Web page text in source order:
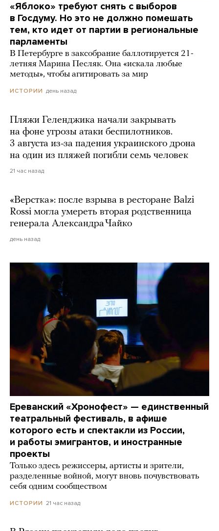
«Яблоко» требуют снять с выборов
в Госдуму. Но это не должно помешать
тем, кто идет от партии в региональные
парламенты
В Петербурге в заксобрание баллотируется 21-
летняя Марина Песляк. Она «искала любые
методы», чтобы агитировать за мир
ИСТОРИИ день назад
Пляжи Геленджика начали закрывать
на фоне угрозы атаки беспилотников.
3 августа из-за падения украинского дрона
на один из пляжей погибли семь человек
21 час назад
«Верстка»: после взрыва в ресторане Balzi
Rossi могла умереть вторая родственница
генерала Александра Чайко
день назад
Ереванский «Хронофест» — единственный
театральный фестиваль, в афише
которого есть и спектакли из России,
и работы эмигрантов, и иностранные
проекты
Только здесь режиссеры, артисты и зрители,
разделенные войной, могут вновь почувствовать
себя одним сообществом
ИСТОРИИ 21 час назад